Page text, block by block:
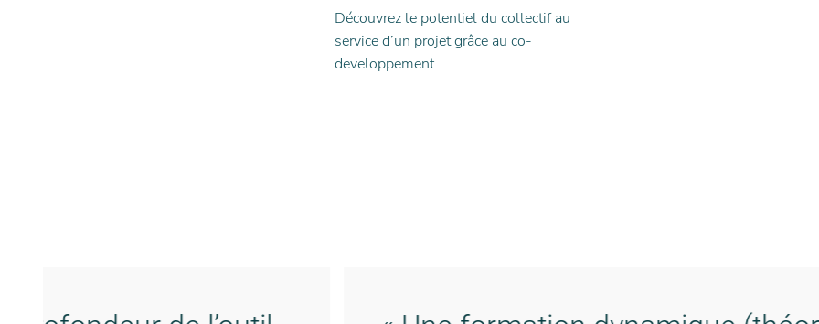
Découvrez le potentiel du collectif au
service d’un projet grâce au co-
developpement.